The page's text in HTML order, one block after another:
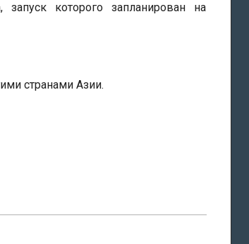
которого запланирован на
странами Азии.